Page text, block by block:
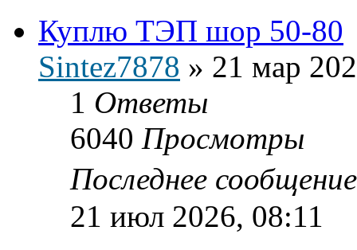
Куплю ТЭП шор 50-80
Sintez7878 » 21 мар
1 Ответы
6040 Просмотры
Последнее
21 июл 2026, 08:11